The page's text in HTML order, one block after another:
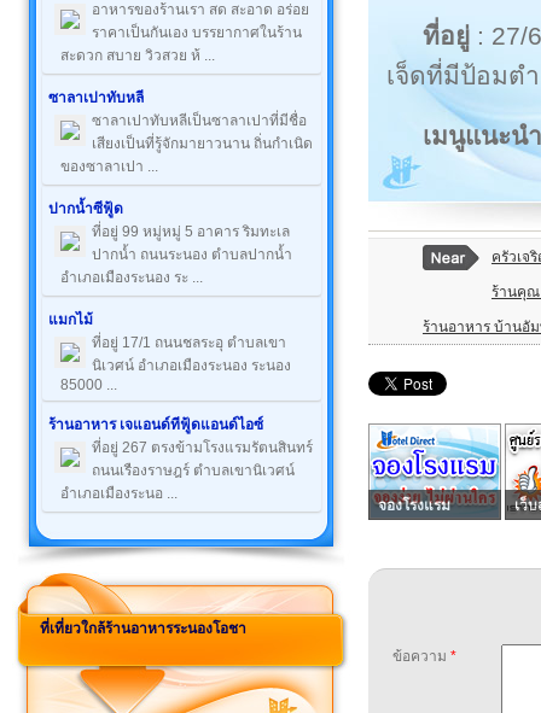
อาหารของร้านเรา สด สะอาด อร่อย
ราคาเป็นกันเอง บรรยากาศในร้าน
สะดวก สบาย วิวสวย ห้ ...
ซาลาเปาทับหลี
ซาลาเปาทับหลีเป็นซาลาเปาที่มีชื่อ
เสียงเป็นที่รู้จักมายาวนาน ถิ่นกำเนิด
ของซาลาเปา ...
ปากน้ำซีฟู้ด
ที่อยู่ 99 หมู่หมู่ 5 อาคาร ริมทะเล
ปากน้ำ ถนนระนอง ตำบลปากน้ำ
อำเภอเมืองระนอง ระ ...
แมกไม้
ที่อยู่ 17/1 ถนนชลระอุ ตำบลเขา
นิเวศน์ อำเภอเมืองระนอง ระนอง
85000 ...
ร้านอาหาร เจแอนด์ทีฟู้ดแอนด์ไอซ์
ที่อยู่ 267 ตรงข้ามโรงแรมรัตนสินทร์
ถนนเรืองราษฎร์ ตำบลเขานิเวศน์
อำเภอเมืองระนอ ...
ที่เที่ยวใกล้ร้านอาหารระนองโอชา
ที่อยู่ : 27/
เจ็ดที่มีป้อมต
เมนูแนะนำ
ครัวเจ
ร้านคุ
ร้านอาหาร บ้านอั
จองโรงแรม เว็บ
ข้อความ *